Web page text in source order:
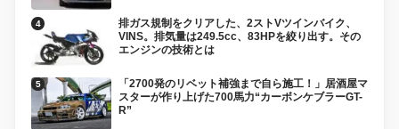
排ガス規制をクリアした、2ストVツインバイク、
VINS。排気量は249.5cc、83HPを絞り出す。その
エンジンの技術とは
「2700発のリベット補強まで自ら施工！」居酒屋マ
スターが作り上げた700馬力“カーボンケブラーGT-
R”